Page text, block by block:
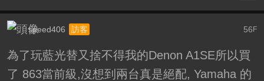
56 F
speed406 訪客
為了玩藍光替又捨不得我的Denon A1SE所以買
了 863當前級,沒想到兩台真是絕配, Yamaha 的